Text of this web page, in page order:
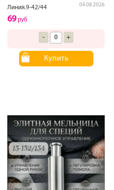
Линия.9-42/44
04.08.2026
69руб
- +
Купить